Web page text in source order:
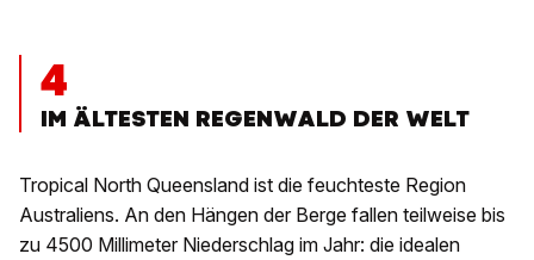
4
IM ÄLTESTEN REGENWALD DER WELT
Tropical North Queensland ist die feuchteste Region
Australiens. An den Hängen der Berge fallen teilweise bis
zu 4500 Millimeter Niederschlag im Jahr: die idealen